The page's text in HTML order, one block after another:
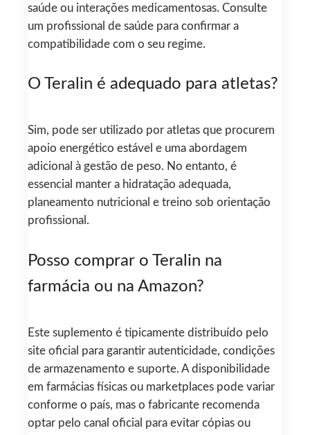
saúde ou interações medicamentosas. Consulte
um profissional de saúde para confirmar a
compatibilidade com o seu regime.
O Teralin é adequado para atletas?
Sim, pode ser utilizado por atletas que procurem
apoio energético estável e uma abordagem
adicional à gestão de peso. No entanto, é
essencial manter a hidratação adequada,
planeamento nutricional e treino sob orientação
profissional.
Posso comprar o Teralin na
farmácia ou na Amazon?
Este suplemento é tipicamente distribuído pelo
site oficial para garantir autenticidade, condições
de armazenamento e suporte. A disponibilidade
em farmácias físicas ou marketplaces pode variar
conforme o país, mas o fabricante recomenda
optar pelo canal oficial para evitar cópias ou